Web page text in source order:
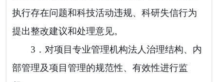
执行存在问题和科技活动违规、科研失信行为
提出整改建议和处理意见。
3． 对项目专业管理机构法人治理结构、内
部管理及项目管理的规范性、有效性进行监